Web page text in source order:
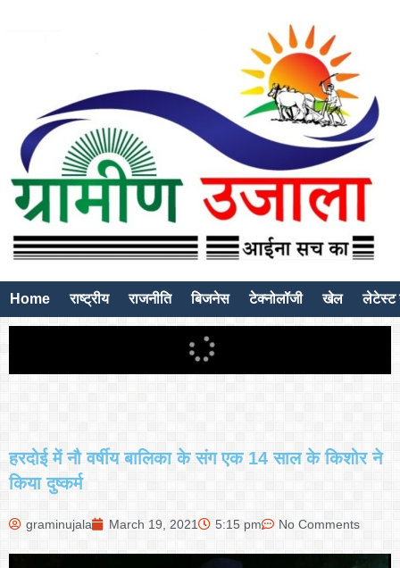
Home राष्ट्रीय राजनीति बिजनेस टेक्नोलॉजी खेल लेटेस्ट
हरदोई में नौ वर्षीय बालिका के संग एक 14 साल के किशोर ने
किया दुष्कर्म
graminujala March 19, 2021 5:15 pm No Comments